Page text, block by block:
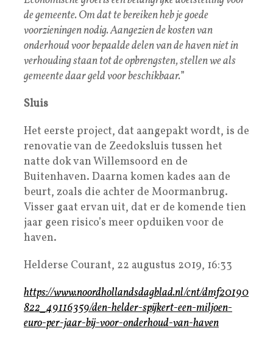
de gemeente. Om dat te bereiken heb je goede
voorzieningen nodig. Aangezien de kosten van
onderhoud voor bepaalde delen van de haven niet in
verhouding staan tot de opbrengsten, stellen we als
gemeente daar geld voor beschikbaar.”
Sluis
Het eerste project, dat aangepakt wordt, is de
renovatie van de Zeedoksluis tussen het
natte dok van Willemsoord en de
Buitenhaven. Daarna komen kades aan de
beurt, zoals die achter de Moormanbrug.
Visser gaat ervan uit, dat er de komende tien
jaar geen risico’s meer opduiken voor de
haven.
Helderse Courant, 22 augustus 2019, 16:33
https://www.noordhollandsdagblad.nl/cnt/dmf20190
822_49116359/den-helder-spijkert-een-miljoen-
euro-per-jaar-bij-voor-onderhoud-van-haven